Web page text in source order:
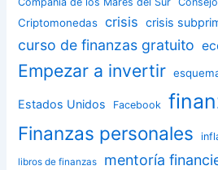
Criptomonedas crisis crisis
curso de finanzas gratuito
Empezar a invertir
Estados Unidos Facebook
Finanzas personales
libros de finanzas mentoría